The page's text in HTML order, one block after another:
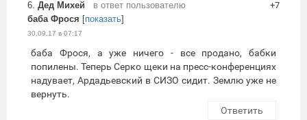
6. Дед Михей
в ответ пользователю
баба Фрося [показать]
30.09.17 в 07:17
+7
баба Фрося, а уже ничего - все продано, бабки
попилены. Теперь Серко щеки на пресс-конференциях
надувает, Ардадьевский в СИЗО сидит. Землю уже не
вернуть.
Ответить